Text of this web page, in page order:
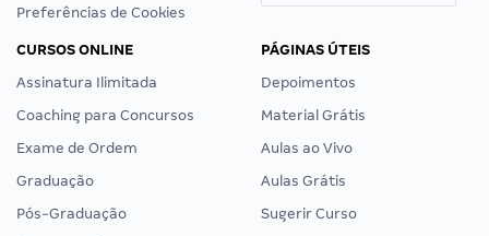
Preferências de Cookies
CURSOS ONLINE
Assinatura Ilimitada
Coaching para Concursos
Exame de Ordem
Graduação
Pós-Graduação
PÁGINAS ÚTEIS
Depoimentos
Material Grátis
Aulas ao Vivo
Aulas Grátis
Sugerir Curso